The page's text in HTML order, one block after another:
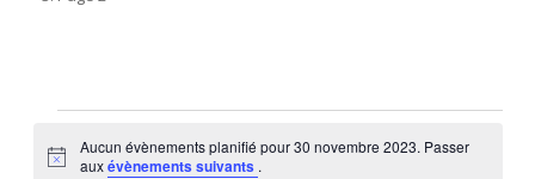
Évènements
Notice
Aucun évènements planifié pour 30 novembre 2023. Passer
auxévènements suivants .